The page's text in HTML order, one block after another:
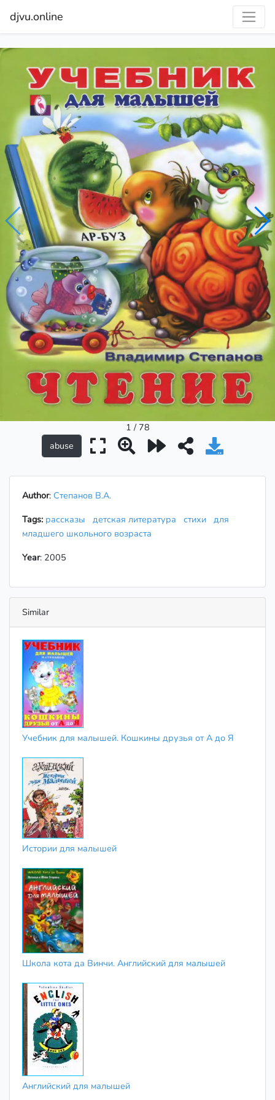
djvu.online
1 / 78
Author: Степанов В.А.
Tags: рассказы детская литература стихи для
младшего школьного возраста
Year: 2005
Similar
Учебник для малышей. Кошкины друзья от А до Я
Истории для малышей
Школа кота да Винчи. Английский для малышей
Английский для малышей